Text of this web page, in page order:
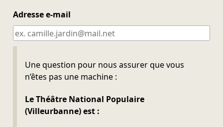
Adresse e-mail
Une question pour nous assurer que vous
n’êtes pas une machine :
Le Théâtre National Populaire
(Villeurbanne) est :
Ne pas remplir